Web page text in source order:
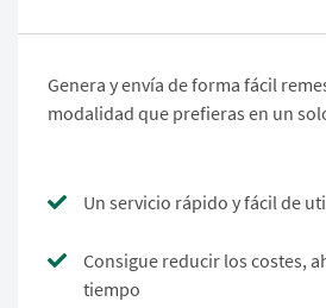
Genera y envía de forma fácil
modalidad que prefieras en un
Un servicio rápido y fácil de
Consigue reducir los costes,
tiempo